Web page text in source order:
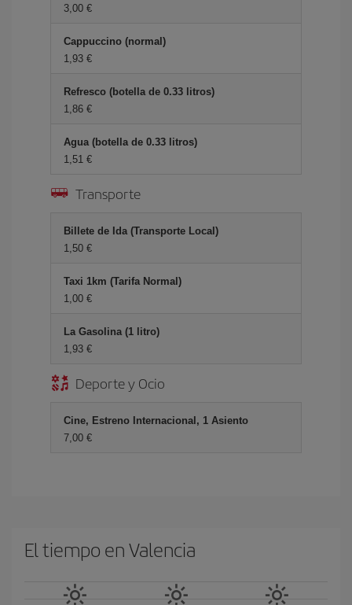
3,00 €
Cappuccino (normal)
1,93 €
Refresco (botella de 0.33 litros)
1,86 €
Agua (botella de 0.33 litros)
1,51 €
Transporte
Billete de Ida (Transporte Local)
1,50 €
Taxi 1km (Tarifa Normal)
1,00 €
La Gasolina (1 litro)
1,93 €
Deporte y Ocio
Cine, Estreno Internacional, 1 Asiento
7,00 €
El tiempo en Valencia